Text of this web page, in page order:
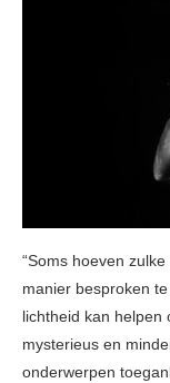
“Soms hoeven
manier besproken
lichtheid kan helpen
mysterieus en
onderwerpen